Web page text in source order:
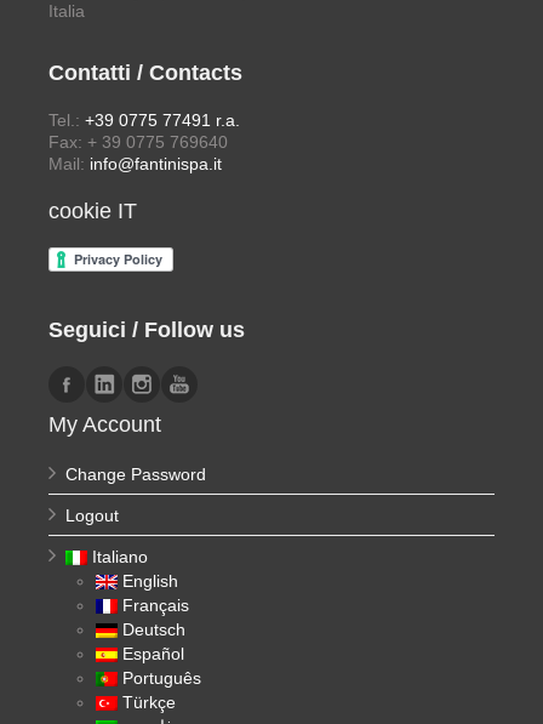
Italia
Contatti / Contacts
Tel.: +39 0775 77491 r.a.
Fax: + 39 0775 769640
Mail: info@fantinispa.it
cookie IT
Seguici / Follow us
My Account
Change Password
Logout
Italiano
English
Français
Deutsch
Español
Português
Türkçe